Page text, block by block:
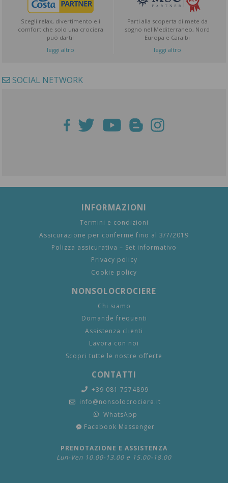
Scegli relax, divertimento e i
comfort che solo una crociera
può darti!
leggi altro
Parti alla scoperta di mete da
sogno nel Mediterraneo, Nord
Europa e Caraibi
leggi altro
SOCIAL NETWORK
INFORMAZIONI
Termini e condizioni
Assicurazione per conferme fino al 3/7/2019
Polizza assicurativa – Set informativo
Privacy policy
Cookie policy
NONSOLOCROCIERE
Chi siamo
Domande frequenti
Assistenza clienti
Lavora con noi
Scopri tutte le nostre offerte
CONTATTI
+39 081 7574899
info@nonsolocrociere.it
WhatsApp
Facebook Messenger
PRENOTAZIONE E ASSISTENZA
Lun-Ven 10.00-13.00 e 15.00-18.00